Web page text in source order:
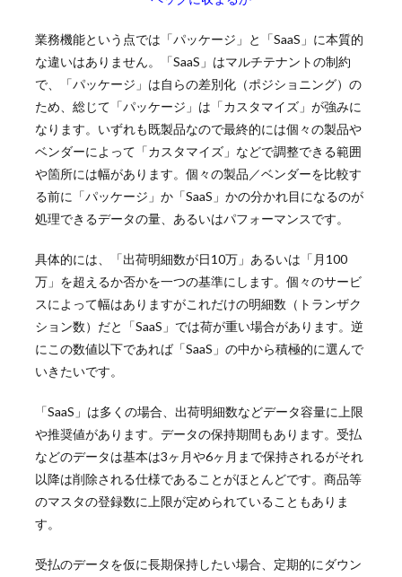
業務機能という点では「パッケージ」と「SaaS」に本質的
な違いはありません。「SaaS」はマルチテナントの制約
で、「パッケージ」は自らの差別化（ポジショニング）の
ため、総じて「パッケージ」は「カスタマイズ」が強みに
なります。いずれも既製品なので最終的には個々の製品や
ベンダーによって「カスタマイズ」などで調整できる範囲
や箇所には幅があります。個々の製品／ベンダーを比較す
る前に「パッケージ」か「SaaS」かの分かれ目になるのが
処理できるデータの量、あるいはパフォーマンスです。
具体的には、「出荷明細数が日10万」あるいは「月100
万」を超えるか否かを一つの基準にします。個々のサービ
スによって幅はありますがこれだけの明細数（トランザク
ション数）だと「SaaS」では荷が重い場合があります。逆
にこの数値以下であれば「SaaS」の中から積極的に選んで
いきたいです。
「SaaS」は多くの場合、出荷明細数などデータ容量に上限
や推奨値があります。データの保持期間もあります。受払
などのデータは基本は3ヶ月や6ヶ月まで保持されるがそれ
以降は削除される仕様であることがほとんどです。商品等
のマスタの登録数に上限が定められていることもありま
す。
受払のデータを仮に長期保持したい場合、定期的にダウン